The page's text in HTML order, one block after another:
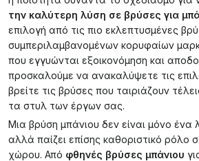
την καλύτερη λύση σε βρύσες για
επιλογή από τις πιο εκλεπτυσμένες
συμπεριλαμβανομένων κορυφαίων
που εγγυώνται εξοικονόμηση και
προσκαλούμε να ανακαλύψετε τις
βρείτε τις βρύσες που ταιριάζουν
τα στυλ των έργων σας.
Μια βρύση μπάνιου δεν είναι μόνο ένα
αλλά παίζει επίσης καθοριστικό ρόλο
χώρου. Από φθηνές βρύσες μπάνιου